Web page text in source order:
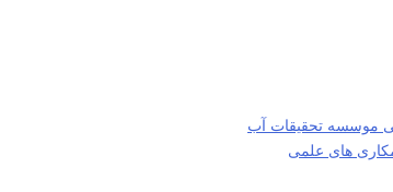
موسسه تحقیقات آب
های علمی